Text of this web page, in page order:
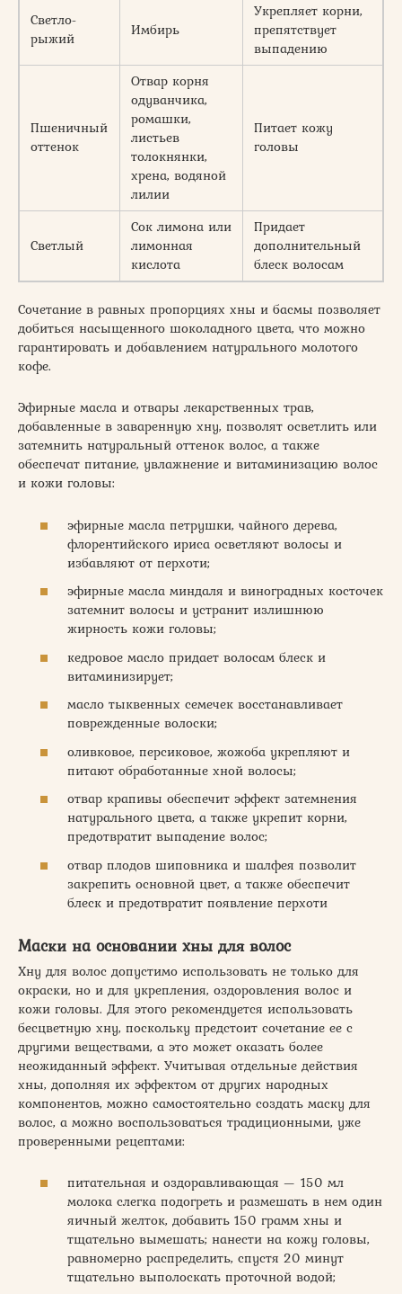
Светло-
рыжий
Имбирь
Укрепляет корни,
препятствует
выпадению
Пшеничный
оттенок
Отвар корня
одуванчика,
ромашки,
листьев
толокнянки,
хрена, водяной
лилии
Питает кожу
головы
Светлый
Сок лимона или
лимонная
кислота
Придает
дополнительный
блеск волосам
Сочетание в равных пропорциях хны и басмы позволяет
добиться насыщенного шоколадного цвета, что можно
гарантировать и добавлением натурального молотого
кофе.
Эфирные масла и отвары лекарственных трав,
добавленные в заваренную хну, позволят осветлить или
затемнить натуральный оттенок волос, а также
обеспечат питание, увлажнение и витаминизацию волос
и кожи головы:
эфирные масла петрушки, чайного дерева,
флорентийского ириса осветляют волосы и
избавляют от перхоти;
эфирные масла миндаля и виноградных косточек
затемнит волосы и устранит излишнюю
жирность кожи головы;
кедровое масло придает волосам блеск и
витаминизирует;
масло тыквенных семечек восстанавливает
поврежденные волоски;
оливковое, персиковое, жожоба укрепляют и
питают обработанные хной волосы;
отвар крапивы обеспечит эффект затемнения
натурального цвета, а также укрепит корни,
предотвратит выпадение волос;
отвар плодов шиповника и шалфея позволит
закрепить основной цвет, а также обеспечит
блеск и предотвратит появление перхоти
Маски на основании хны для волос
Хну для волос допустимо использовать не только для
окраски, но и для укрепления, оздоровления волос и
кожи головы. Для этого рекомендуется использовать
бесцветную хну, поскольку предстоит сочетание ее с
другими веществами, а это может оказать более
неожиданный эффект. Учитывая отдельные действия
хны, дополняя их эффектом от других народных
компонентов, можно самостоятельно создать маску для
волос, а можно воспользоваться традиционными, уже
проверенными рецептами:
питательная и оздоравливающая — 150 мл
молока слегка подогреть и размешать в нем один
яичный желток, добавить 150 грамм хны и
тщательно вымешать; нанести на кожу головы,
равномерно распределить, спустя 20 минут
тщательно выполоскать проточной водой;